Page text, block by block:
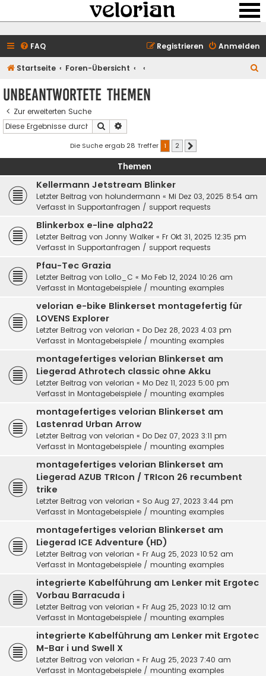
FAQ Anmelden
Registrieren
Startseite Foren-Übersicht
Unbeantwortete Themen
Zur erweiterten Suche
Suche
Die Suche ergab 28 Treffer 1 2
Themen
Kellermann Jetstream Blinker
Letzter Beitrag von holundermann « Mi Dez 03, 2025 8:54 am
Verfasst in Supportanfragen / support requests
Blinkerbox e-line alpha22
Letzter Beitrag von Jonny Walker « Fr Okt 31, 2025 12:35 pm
Verfasst in Supportanfragen / support requests
Pfau-Tec Grazia
Letzter Beitrag von Lollo_C « Mo Feb 12, 2024 10:26 am
Verfasst in Montagebeispiele / mounting examples
velorian e-bike Blinkerset montagefertig für
LOVENS Explorer
Letzter Beitrag von velorian « Do Dez 28, 2023 4:03 pm
Verfasst in Montagebeispiele / mounting examples
montagefertiges velorian Blinkerset am
Liegerad Athrotech classic ohne Akku
Letzter Beitrag von velorian « Mo Dez 11, 2023 5:00 pm
Verfasst in Montagebeispiele / mounting examples
montagefertiges velorian Blinkerset am
Lastenrad Urban Arrow
Letzter Beitrag von velorian « Do Dez 07, 2023 3:11 pm
Verfasst in Montagebeispiele / mounting examples
montagefertiges velorian Blinkerset am
Liegerad AZUB TRIcon / TRIcon 26 recumbent
trike
Letzter Beitrag von velorian « So Aug 27, 2023 3:44 pm
Verfasst in Montagebeispiele / mounting examples
montagefertiges velorian Blinkerset am
Liegerad ICE Adventure (HD)
Letzter Beitrag von velorian « Fr Aug 25, 2023 10:52 am
Verfasst in Montagebeispiele / mounting examples
integrierte Kabelführung am Lenker mit Ergotec
Vorbau Barracuda i
Letzter Beitrag von velorian « Fr Aug 25, 2023 10:12 am
Verfasst in Montagebeispiele / mounting examples
integrierte Kabelführung am Lenker mit Ergotec
M-Bar i und Swell X
Letzter Beitrag von velorian « Fr Aug 25, 2023 7:40 am
Verfasst in Montagebeispiele / mounting examples